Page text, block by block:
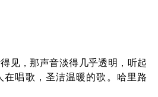
，那声音淡得几乎透明，听起
在唱歌，圣洁温暖的歌。哈里路